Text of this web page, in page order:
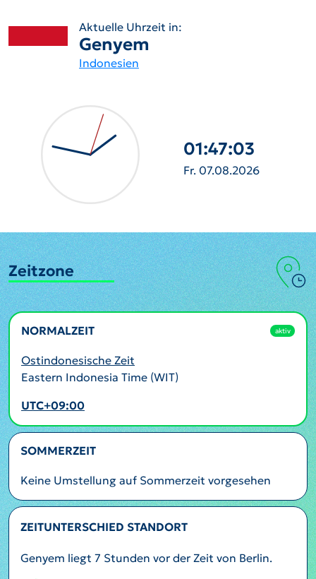
Aktuelle Uhrzeit in:
Genyem
Indonesien
01:47:04
Fr. 07.08.2026
Zeitzone
NORMALZEIT aktiv
Ostindonesische Zeit
Eastern Indonesia Time (WIT)
UTC+09:00
SOMMERZEIT
Keine Umstellung auf Sommerzeit vorgesehen
ZEITUNTERSCHIED STANDORT
Genyem liegt 7 Stunden vor der Zeit von Berlin.